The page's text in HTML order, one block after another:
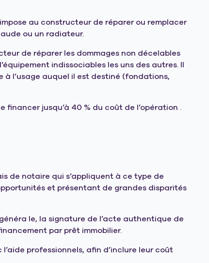
au constructeur de réparer ou remplacer
ou un radiateur.
de réparer les dommages non décelables
indissociables les uns des autres. Il
l’usage auquel il est destiné (fondations,
financer jusqu’à 40 % du coût de l’opération .
de notaire qui s’appliquent à ce type de
et présentant de grandes disparités
le, la signature de l’acte authentique de
par prêt immobilier.
professionnels, afin d’inclure leur coût